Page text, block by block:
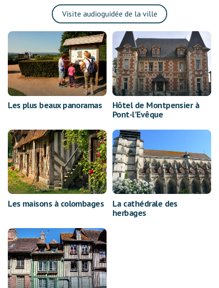
Visite audioguidée de la ville
Les plus beaux panoramas
Hôtel de Montpensier à
Pont-l'Evêque
Les maisons à colombages
La cathédrale des
herbages